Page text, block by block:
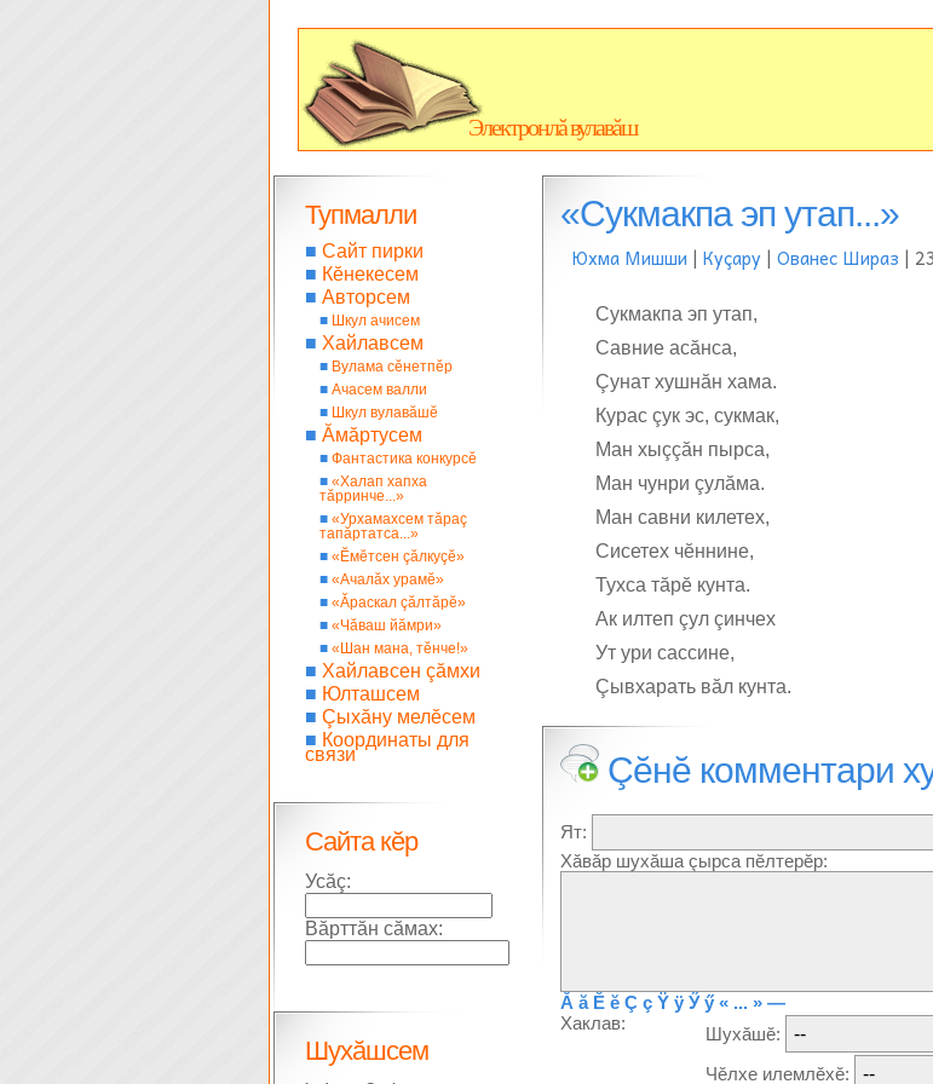
Электронлă вулавăш
«Сукмакпа эп утап...»
Юхма Мишши | Куçару | Ованес Шираз |
Сукмакпа эп утап,
Савние асăнса,
Çунат хушнăн хама.
Курас çук эс, сукмак,
Ман хыççăн пырса,
Ман чунри çулăма.
Ман савни килетех,
Сисетех чĕннине,
Тухса тăрĕ кунта.
Ак илтеп çул çинчех
Ут ури сассине,
Çывхарать вăл кунта.
Çĕнĕ комментари
Ят:
Хăвăр шухăша çырса пĕлтерĕр:
Ă ă Ĕ ĕ Ç ç Ÿ ÿ Ӳ ӳ « ... » —
Хаклав:
Шухăшĕ:
Чĕлхе илемлĕхĕ:
Тупмалли
■ Сайт пирки
■ Кĕнекесем
■ Авторсем
■ Шкул ачисем
■ Хайлавсем
■ Вулама сĕнетпĕр
■ Ачасем валли
■ Шкул вулавăшĕ
■ Ăмăртусем
■ Фантастика конкурсĕ
■ «Халап хапха
тăрринче...»
■ «Урхамахсем тăраç
тапăртатса...»
■ «Ĕмĕтсен çăлкуçĕ»
■ «Ачалăх урамĕ»
■ «Ăраскал çăлтăрĕ»
■ «Чăваш йăмри»
■ «Шан мана, тĕнче!»
■ Хайлавсен çăмхи
■ Юлташсем
■ Çыхăну мелĕсем
■ Координаты для
связи
Сайта кĕр
Усăç:
Вăрттăн сăмах:
Шухăшсем